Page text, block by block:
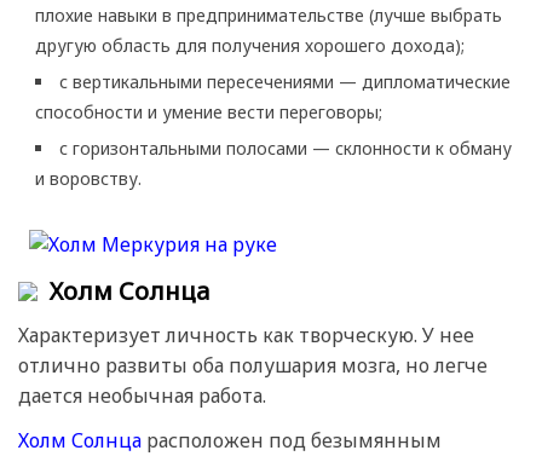
плохие навыки в предпринимательстве (лучше выбрать
другую область для получения хорошего дохода);
с вертикальными пересечениями — дипломатические
способности и умение вести переговоры;
с горизонтальными полосами — склонности к обману
и воровству.
Холм Солнца
Характеризует личность как творческую. У нее
отлично развиты оба полушария мозга, но легче
дается необычная работа.
Холм Солнца расположен под безымянным